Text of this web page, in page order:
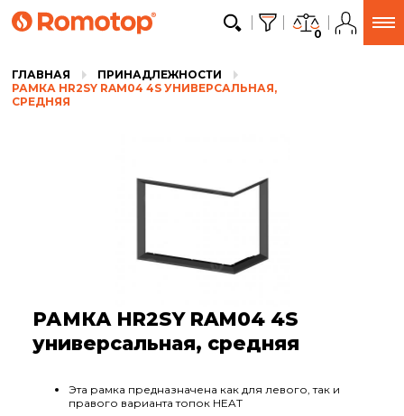
0
ГЛАВНАЯ
ПРИНАДЛЕЖНОСТИ
РАМКА HR2SY RAM04 4S УНИВЕРСАЛЬНАЯ,
СРЕДНЯЯ
РАМКА HR2SY RAM04 4S
универсальная, средняя
Эта рамка предназначена как для левого, так и
правого варианта топок HEAT